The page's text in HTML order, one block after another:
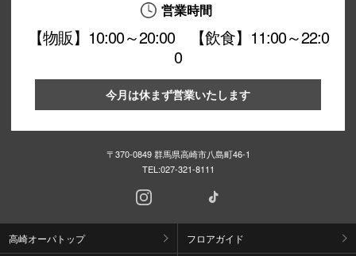
営業時間
【物販】10:00～20:00 【飲食】11:00～22:0
0
今月は休まず営業いたします
〒370-0849 群馬県高崎市八島町46-1
TEL:027-321-8111
高崎オーパトップ フロアガイド